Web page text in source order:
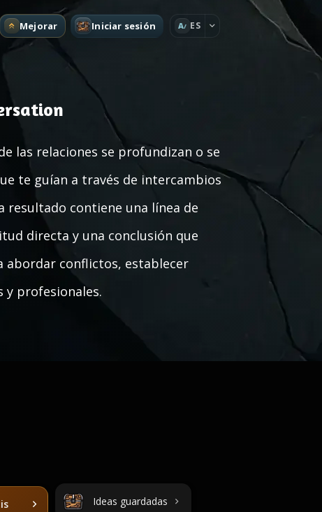
Mejorar Iniciar sesión A ES
las relaciones se profundizan o se
te guían a través de intercambios
resultado contiene una línea de
directa y una conclusión que
abordar conflictos, establecer
y profesionales.
Ideas guardadas